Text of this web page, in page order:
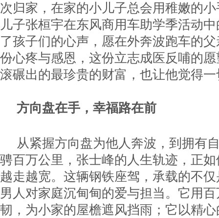
次归家，在家的小儿子总会用稚嫩的
儿子张桓宇在东风商用车助学季活动
了孩子们的心声，愿在外奔波跑车的
份心疼与感恩，这份立志成医反哺的
滚碾出的最珍贵的财富，也让他觉得
方向盘在手，幸福路在前
从紧握方向盘为他人奔波，到拥有
骋百万公里，张士峰的人生轨迹，正
越走越宽。这辆钢铁座驾，承载的不
男人对家庭沉甸甸的爱与担当。它用
韧，为小家的屋檐遮风挡雨；它以精